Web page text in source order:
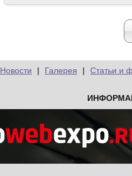
Новости | Галерея | Статьи и